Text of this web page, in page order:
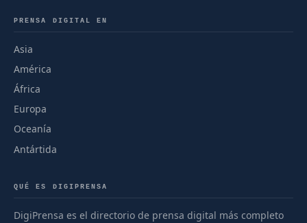
PRENSA DIGITAL EN
Asia
América
África
Europa
Oceanía
Antártida
QUÉ ES DIGIPRENSA
DigiPrensa es el directorio de prensa digital más completo